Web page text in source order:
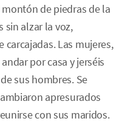
de piedras de la
sin alzar la voz,
Las mujeres,
por casa y jerséis
sus hombres. Se
apresurados
con sus maridos.